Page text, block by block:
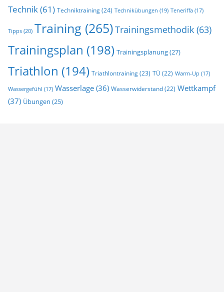
Technik(61) Techniktraining(24) Technikübungen (19) Teneriffa (17)
Tipps (20) Training (265)Trainingsmethodik (63)
Trainingsplan (198) Trainingsplanung(27)
Triathlon (194) Triathlontraining(23) TÜ (22) Warm-Up (17)
Wassergefühl (17) Wasserlage (36) Wasserwiderstand(22) Wettkampf
(37) Übungen (25)